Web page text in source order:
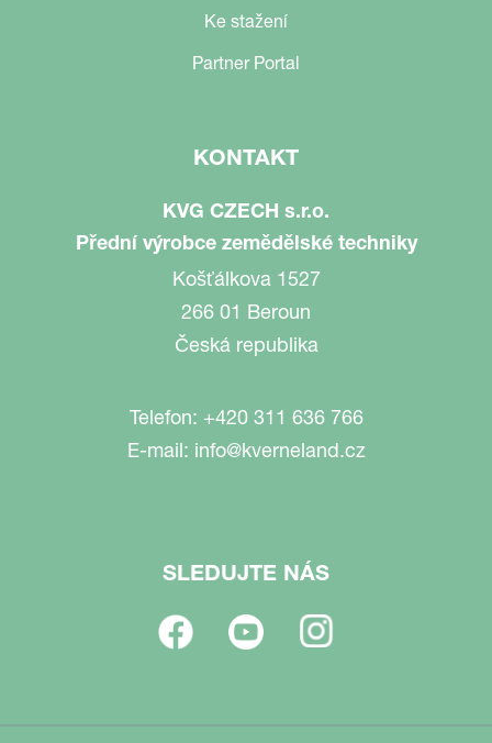
Ke stažení
Partner Portal
KONTAKT
KVG CZECH s.r.o.
Přední výrobce zemědělské techniky
Košťálkova 1527
266 01 Beroun
Česká republika
Telefon: +420 311 636 766
E-mail: info@kverneland.cz
SLEDUJTE NÁS